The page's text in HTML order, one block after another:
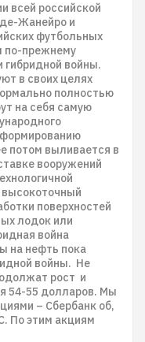
всей российской
де-Жанейро и
футбольных
по-прежнему
гибридной войны.
в своих целях
полностью
на себя самую
формированию
потом выливается в
вооружений
высокоточный
поверхностей
лодок или
война
на нефть пока
войны. Не
рост и
54-55 долларов. Мы
– Сбербанк об,
По этим акциям